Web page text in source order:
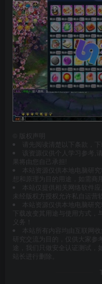
版权声明
请先阅读清楚以下条款，
该资源仅供个人学习参考,
果将由您自己承担!
本站资源仅供本地电脑研
想和原理为目的用途，如需商
本站仅提供相关网络软件
未经版权方授权允许私自运营
本站资源仅供本地电脑研
下载改变其用途与使用方式
义务！
本站所有内容均由互联网
研究交流为目的，仅供大家参
途，我们只做安全认证测试，
站长进行删除。